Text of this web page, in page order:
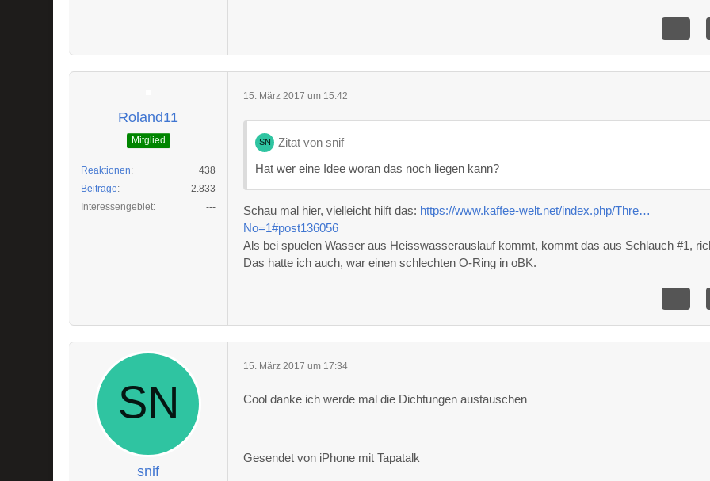
Roland11
Mitglied
Reaktionen
438
Beiträge
2.833
Interessengebiet
---
15. März 2017 um 15:42
Zitat von snif
Hat wer eine Idee woran das noch liegen kann?
Schau mal hier, vielleicht hilft das: https://www.kaffee-welt.net/index.php/Thre…
No=1#post136056
Als bei spuelen Wasser aus Heisswasserauslauf kommt, kommt das aus Schlauch #1,
Das hatte ich auch, war einen schlechten O-Ring in oBK.
snif
15. März 2017 um 17:34
Cool danke ich werde mal die Dichtungen austauschen
Gesendet von iPhone mit Tapatalk